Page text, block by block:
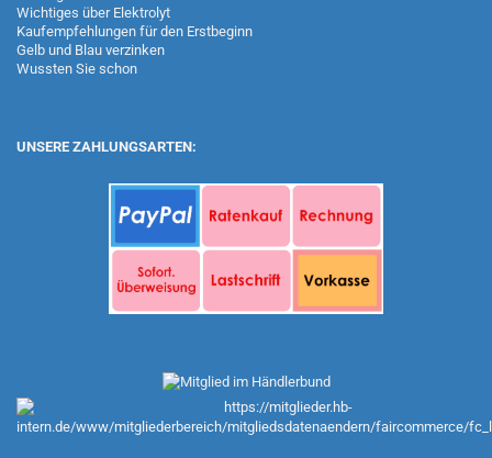
Wichtiges über Elektrolyt
Kaufempfehlungen für den Erstbeginn
Gelb und Blau verzinken
Wussten Sie schon
UNSERE ZAHLUNGSARTEN: